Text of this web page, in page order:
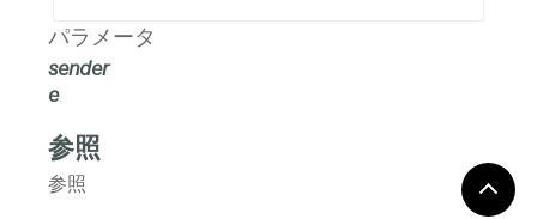
パラメータ
sender
e
参照
参照